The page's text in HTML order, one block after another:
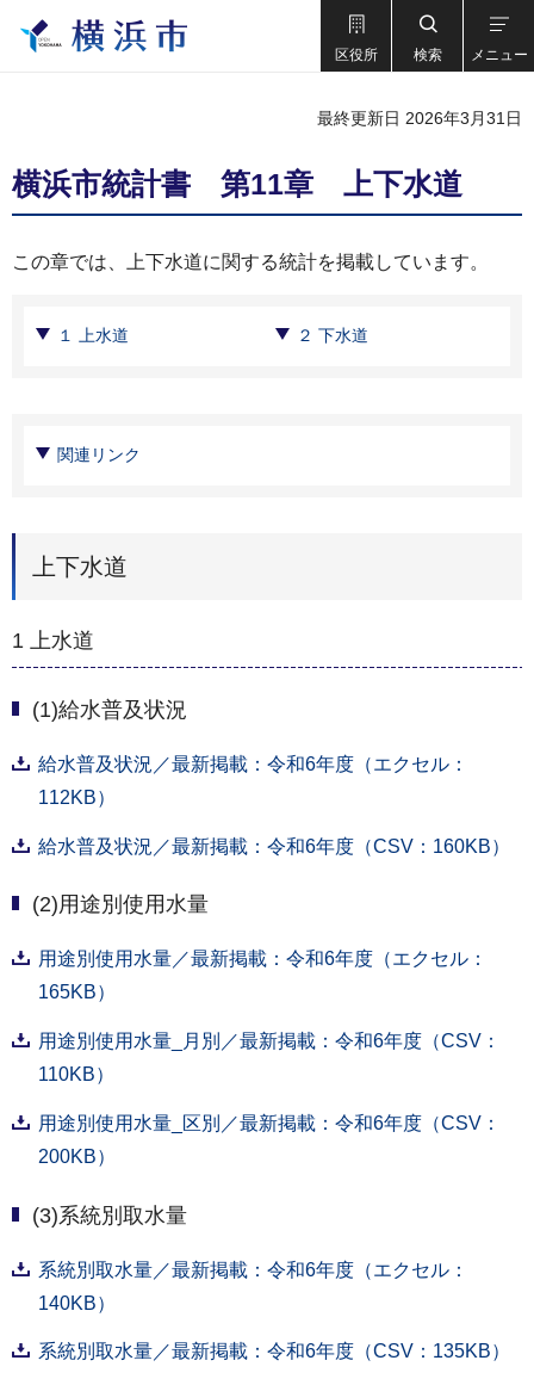
区役所 検索 メニュー
最終更新日 2026年3月31日
横浜市統計書 第11章 上下水道
この章では、上下水道に関する統計を掲載しています。
１ 上水道 ２ 下水道
関連リンク
上下水道
1 上水道
(1)給水普及状況
給水普及状況／最新掲載：令和6年度（エクセル：
112KB）
給水普及状況／最新掲載：令和6年度（CSV：160KB）
(2)用途別使用水量
用途別使用水量／最新掲載：令和6年度（エクセル：
165KB）
用途別使用水量_月別／最新掲載：令和6年度（CSV：
110KB）
用途別使用水量_区別／最新掲載：令和6年度（CSV：
200KB）
(3)系統別取水量
系統別取水量／最新掲載：令和6年度（エクセル：
140KB）
系統別取水量／最新掲載：令和6年度（CSV：135KB）